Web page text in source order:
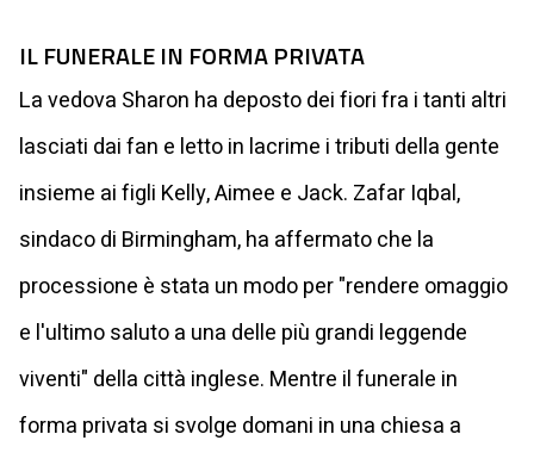
IL FUNERALE IN FORMA PRIVATA
La vedova Sharon ha deposto dei fiori fra i tanti altri
lasciati dai fan e letto in lacrime i tributi della gente
insieme ai figli Kelly, Aimee e Jack. Zafar Iqbal,
sindaco di Birmingham, ha affermato che la
processione è stata un modo per "rendere omaggio
e l'ultimo saluto a una delle più grandi leggende
viventi" della città inglese. Mentre il funerale in
forma privata si svolge domani in una chiesa a